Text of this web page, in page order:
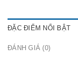
ĐẶC ĐIỂM NỔI BẬT
ĐÁNH GIÁ (0)